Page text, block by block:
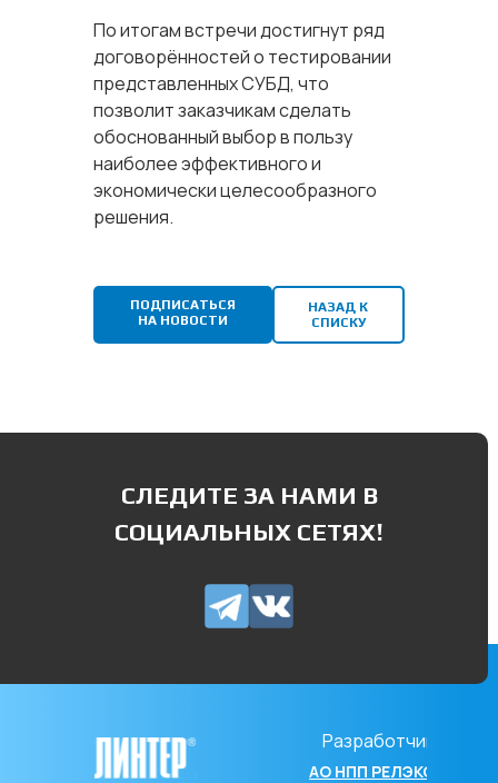
По итогам встречи достигнут ряд
договорённостей о тестировании
представленных СУБД, что
позволит заказчикам сделать
обоснованный выбор в пользу
наиболее эффективного и
экономически целесообразного
решения.
ПОДПИСАТЬСЯ
НА НОВОСТИ
НАЗАД К
СПИСКУ
СЛЕДИТЕ ЗА НАМИ В
СОЦИАЛЬНЫХ СЕТЯХ!
Разработчик
АО НПП РЕЛЭКС